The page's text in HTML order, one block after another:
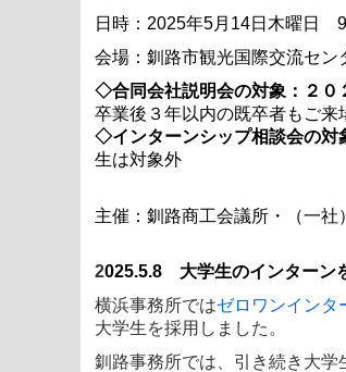
日時：2025年5月14日木曜日
会場：釧路市観光国際交流セ
◇合同会社説明会の対象：２０
卒業後３年以内の既卒者もご来
◇インターンシップ相談会の対
生は対象外
主催：釧路商工会議所・（一
2025.5.8 大学生のインターン
横浜事務所ではゼロワンインタ
大学生を採用しました。
釧路事務所では、引き続き大学